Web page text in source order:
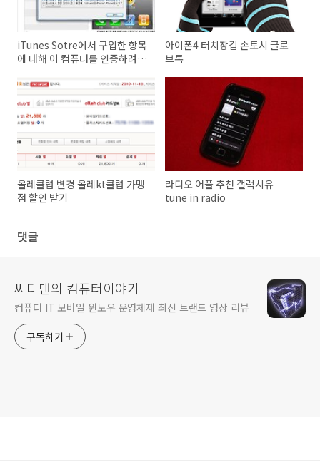
iTunes Sotre에서 구입한 항목
에 대해 이 컴퓨터를 인증하려
택하십시오 아이폰4 동기화 에
러
아이폰4 터치장갑 손토시 글로
브톡
올레클럽 변경 올레kt클럽 가맹
점 할인 받기
라디오 어플 추천 갤럭시유
tune in radio
댓글
씨디맨의 컴퓨터이야기
컴퓨터 IT 모바일 윈도우 운영체제 최신 트랜드 영상 리뷰
구독하기